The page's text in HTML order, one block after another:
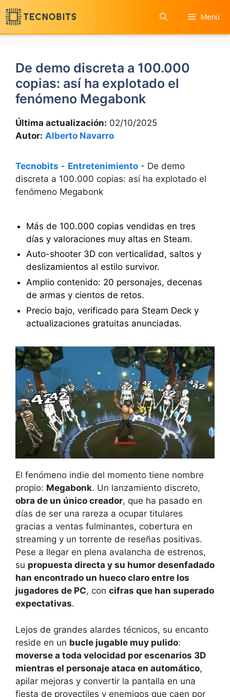
Saltar
al
contenido
Menú
De demo discreta a 100.000
copias: así ha explotado el
fenómeno Megabonk
Última actualización: 02/10/2025
Autor: Alberto Navarro
Tecnobits - Entretenimiento - De demo
discreta a 100.000 copias: así ha explotado el
fenómeno Megabonk
Más de 100.000 copias vendidas en tres
días y valoraciones muy altas en Steam.
Auto-shooter 3D con verticalidad, saltos y
deslizamientos al estilo survivor.
Amplio contenido: 20 personajes, decenas
de armas y cientos de retos.
Precio bajo, verificado para Steam Deck y
actualizaciones gratuitas anunciadas.
El fenómeno indie del momento tiene nombre
propio: Megabonk. Un lanzamiento discreto,
obra de un único creador, que ha pasado en
días de ser una rareza a ocupar titulares
gracias a ventas fulminantes, cobertura en
streaming y un torrente de reseñas positivas.
Pese a llegar en plena avalancha de estrenos,
su propuesta directa y su humor desenfadado
han encontrado un hueco claro entre los
jugadores de PC, con cifras que han superado
expectativas.
Lejos de grandes alardes técnicos, su encanto
reside en un bucle jugable muy pulido:
moverse a toda velocidad por escenarios 3D
mientras el personaje ataca en automático,
apilar mejoras y convertir la pantalla en una
fiesta de proyectiles y enemigos que caen por